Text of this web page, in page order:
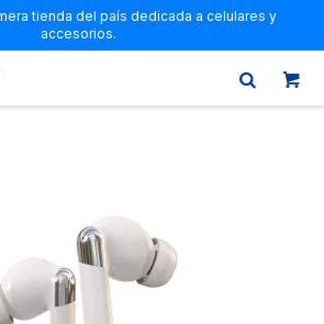
tienda del país dedicada a celulares y
accesorios.